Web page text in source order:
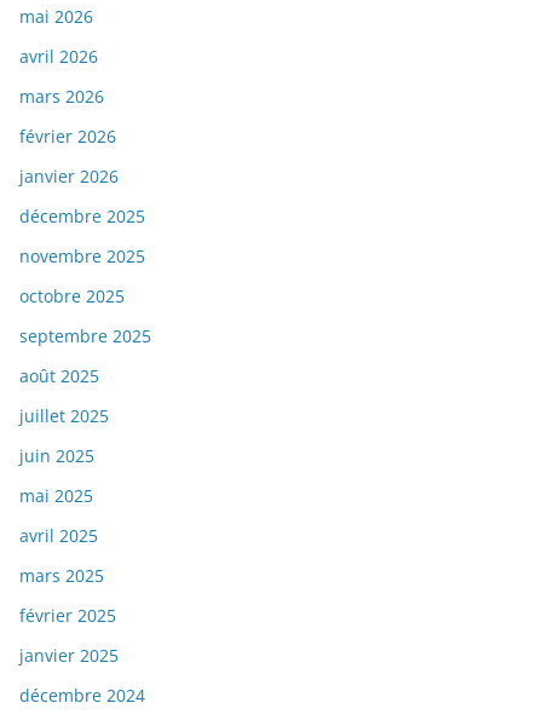
mai 2026
avril 2026
mars 2026
février 2026
janvier 2026
décembre 2025
novembre 2025
octobre 2025
septembre 2025
août 2025
juillet 2025
juin 2025
mai 2025
avril 2025
mars 2025
février 2025
janvier 2025
décembre 2024